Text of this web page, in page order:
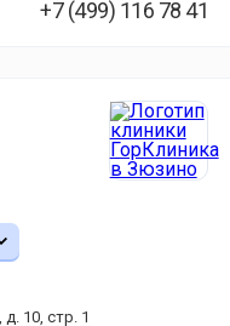
МРТ
7 000 ₽
МРТ
-30%
МРТ
коленного
сустава
+7 (499) 116 78 41
10, стр. 1